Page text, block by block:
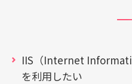
IIS（Internet
を利用したい